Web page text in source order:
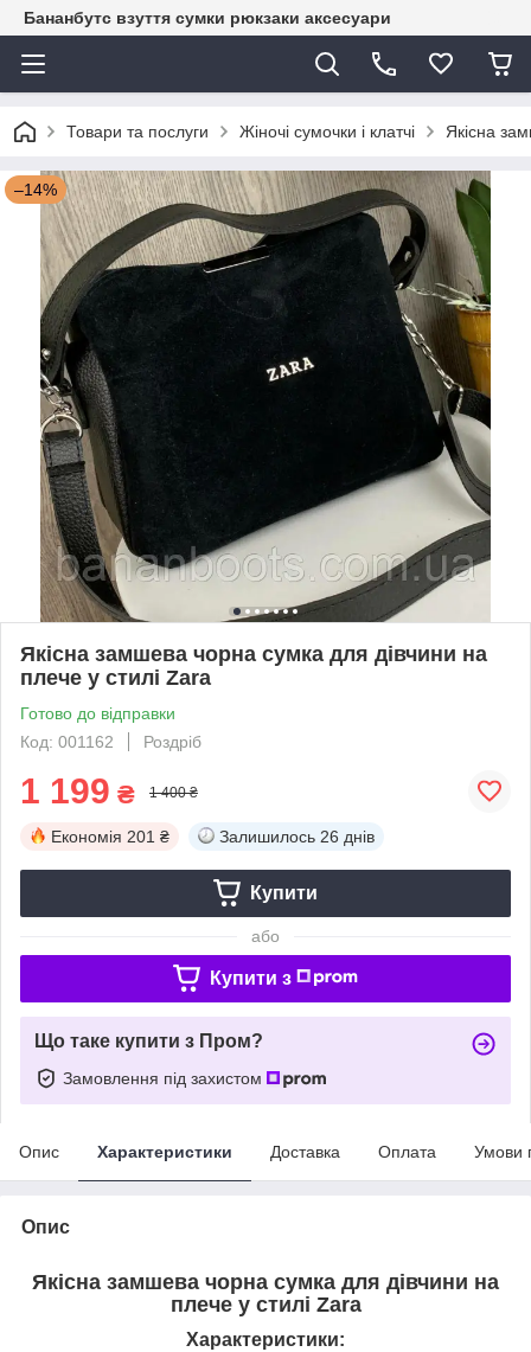
Бананбутс взуття сумки рюкзаки аксесуари
Товари та послуги Жіночі сумочки і клатчі Якісна
–14%
Якісна замшева чорна сумка для дівчини на
плече у стилі Zara
Готово до відправки
Код: 001162
Роздріб
1 199 ₴ 1 400 ₴
Економія 201 ₴ Залишилось 26 днів
Купити
або
Купити з
Що таке купити з Пром?
Замовлення під захистом
Опис Характеристики Доставка Оплата Умови
Опис
Якісна замшева чорна сумка для дівчини на
плече у стилі Zara
Характеристики: